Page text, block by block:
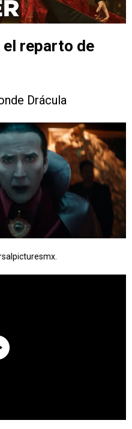
el reparto de
Drácula